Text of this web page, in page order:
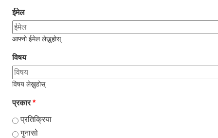
ईमेल
आफ्नो ईमेल लेख्नुहोस्
विषय
विषय लेख्नुहोस्
प्रकार*
प्रतिक्रिया
गुनासो